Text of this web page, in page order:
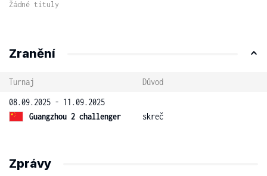
Žádné tituly
Zranění
Turnaj
Důvod
08.09.2025 - 11.09.2025
Guangzhou 2 challenger
skreč
Zprávy